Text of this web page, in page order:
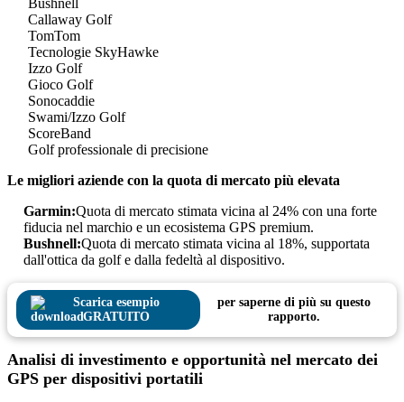
Bushnell
Callaway Golf
TomTom
Tecnologie SkyHawke
Izzo Golf
Gioco Golf
Sonocaddie
Swami/Izzo Golf
ScoreBand
Golf professionale di precisione
Le migliori aziende con la quota di mercato più elevata
Garmin:Quota di mercato stimata vicina al 24% con una forte
fiducia nel marchio e un ecosistema GPS premium.
Bushnell:Quota di mercato stimata vicina al 18%, supportata
dall'ottica da golf e dalla fedeltà al dispositivo.
Scarica esempio
GRATUITO
per saperne di più su questo
rapporto.
Analisi di investimento e opportunità nel mercato dei
GPS per dispositivi portatili